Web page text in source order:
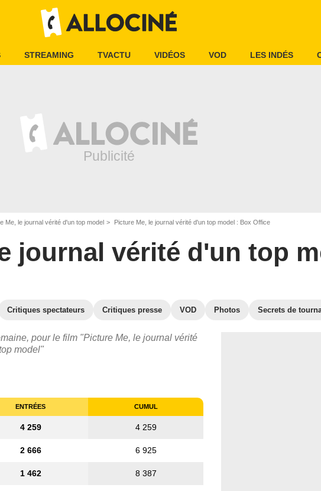
STREAMING TVACTU VIDÉOS VOD LES INDÉS
Me, le journal vérité d'un top model Picture Me, le journal vérité d'un top model : Box Office
journal vérité d'un top
Critiques spectateurs Critiques presse VOD Photos Secrets de
pour le film "Picture Me, le journal vérité
model"
ENTRÉES CUMUL
4 259 4 259
2 666 6 925
1 462 8 387